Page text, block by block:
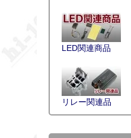
LED関連商品
リレー関連品